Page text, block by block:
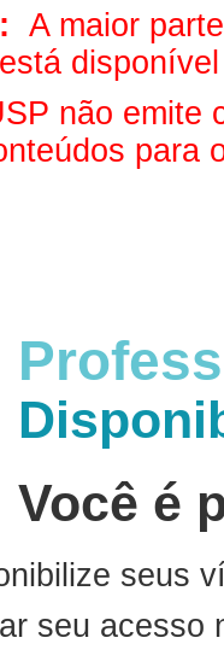
A maior
não emite
para
Você é
seus
seu